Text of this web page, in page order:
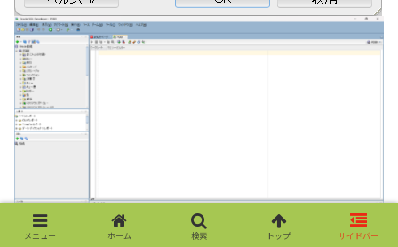
メニュー ホーム 検索 トップ サイドバー